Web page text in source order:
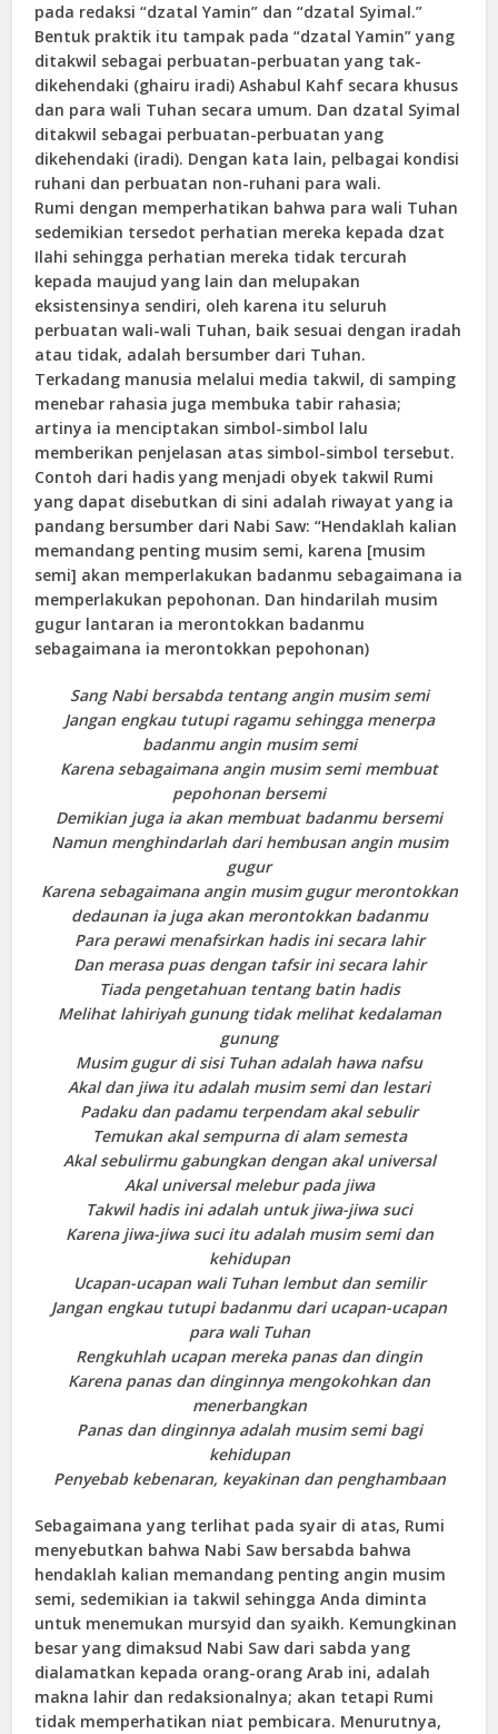
pada redaksi “dzatal Yamin” dan “dzatal Syimal.”
Bentuk praktik itu tampak pada “dzatal Yamin” yang
ditakwil sebagai perbuatan-perbuatan yang tak-
dikehendaki (ghairu iradi) Ashabul Kahf secara khusus
dan para wali Tuhan secara umum. Dan dzatal Syimal
ditakwil sebagai perbuatan-perbuatan yang
dikehendaki (iradi). Dengan kata lain, pelbagai kondisi
ruhani dan perbuatan non-ruhani para wali.
Rumi dengan memperhatikan bahwa para wali Tuhan
sedemikian tersedot perhatian mereka kepada dzat
Ilahi sehingga perhatian mereka tidak tercurah
kepada maujud yang lain dan melupakan
eksistensinya sendiri, oleh karena itu seluruh
perbuatan wali-wali Tuhan, baik sesuai dengan iradah
atau tidak, adalah bersumber dari Tuhan.
Terkadang manusia melalui media takwil, di samping
menebar rahasia juga membuka tabir rahasia;
artinya ia menciptakan simbol-simbol lalu
memberikan penjelasan atas simbol-simbol tersebut.
Contoh dari hadis yang menjadi obyek takwil Rumi
yang dapat disebutkan di sini adalah riwayat yang ia
pandang bersumber dari Nabi Saw: “Hendaklah kalian
memandang penting musim semi, karena [musim
semi] akan memperlakukan badanmu sebagaimana ia
memperlakukan pepohonan. Dan hindarilah musim
gugur lantaran ia merontokkan badanmu
sebagaimana ia merontokkan pepohonan)
Sang Nabi bersabda tentang angin musim semi
Jangan engkau tutupi ragamu sehingga menerpa
badanmu angin musim semi
Karena sebagaimana angin musim semi membuat
pepohonan bersemi
Demikian juga ia akan membuat badanmu bersemi
Namun menghindarlah dari hembusan angin musim
gugur
Karena sebagaimana angin musim gugur merontokkan
dedaunan ia juga akan merontokkan badanmu
Para perawi menafsirkan hadis ini secara lahir
Dan merasa puas dengan tafsir ini secara lahir
Tiada pengetahuan tentang batin hadis
Melihat lahiriyah gunung tidak melihat kedalaman
gunung
Musim gugur di sisi Tuhan adalah hawa nafsu
Akal dan jiwa itu adalah musim semi dan lestari
Padaku dan padamu terpendam akal sebulir
Temukan akal sempurna di alam semesta
Akal sebulirmu gabungkan dengan akal universal
Akal universal melebur pada jiwa
Takwil hadis ini adalah untuk jiwa-jiwa suci
Karena jiwa-jiwa suci itu adalah musim semi dan
kehidupan
Ucapan-ucapan wali Tuhan lembut dan semilir
Jangan engkau tutupi badanmu dari ucapan-ucapan
para wali Tuhan
Rengkuhlah ucapan mereka panas dan dingin
Karena panas dan dinginnya mengokohkan dan
menerbangkan
Panas dan dinginnya adalah musim semi bagi
kehidupan
Penyebab kebenaran, keyakinan dan penghambaan
Sebagaimana yang terlihat pada syair di atas, Rumi
menyebutkan bahwa Nabi Saw bersabda bahwa
hendaklah kalian memandang penting angin musim
semi, sedemikian ia takwil sehingga Anda diminta
untuk menemukan mursyid dan syaikh. Kemungkinan
besar yang dimaksud Nabi Saw dari sabda yang
dialamatkan kepada orang-orang Arab ini, adalah
makna lahir dan redaksionalnya; akan tetapi Rumi
tidak memperhatikan niat pembicara. Menurutnya,